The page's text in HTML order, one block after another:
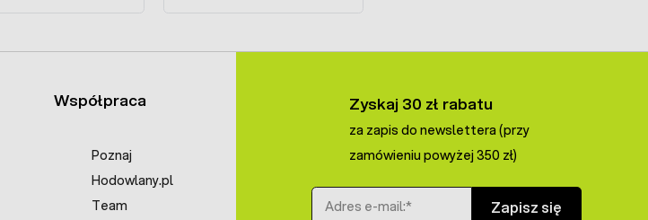
Współpraca
Poznaj
Hodowlany.pl
Team
Zyskaj 30 zł rabatu
za zapis do newslettera (przy
zamówieniu powyżej 350 zł)
Adres e-mail
Zapisz się